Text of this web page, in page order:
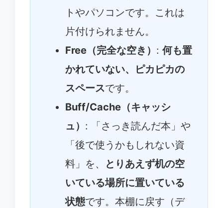
トやパソコンです。これは
片付けられません。
Free（完全な空き） : 何も置
かれていない、ピカピカの
スペースです。
Buff/Cache（キャッシ
ュ） : 「さっき読んだ本」や
「後で使うかもしれない資
料」を、
とりあえず机の空
いている場所に置いている
状態です。本棚に戻す（デ